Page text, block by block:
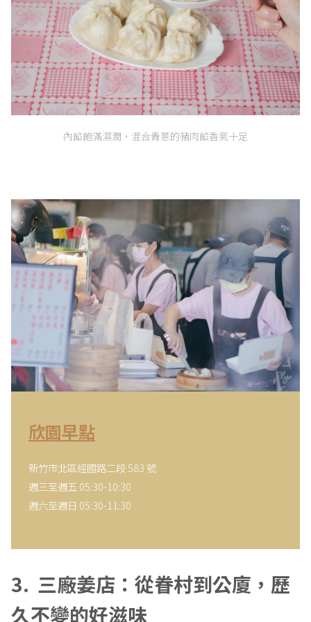
內餡飽滿濕潤，混合青蔥的豬肉餡香氣十足
欣園早點
新竹市北區經國路二段 583 號
週三至週五 05:30-10:30
週六至週日 05:30-11:30
3. 三廠姜店：從眷村到公廈，歷
久不變的好滋味